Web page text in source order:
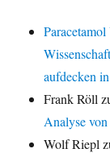
aufdecken
Frank Röll
Analyse
Wolf Riepl